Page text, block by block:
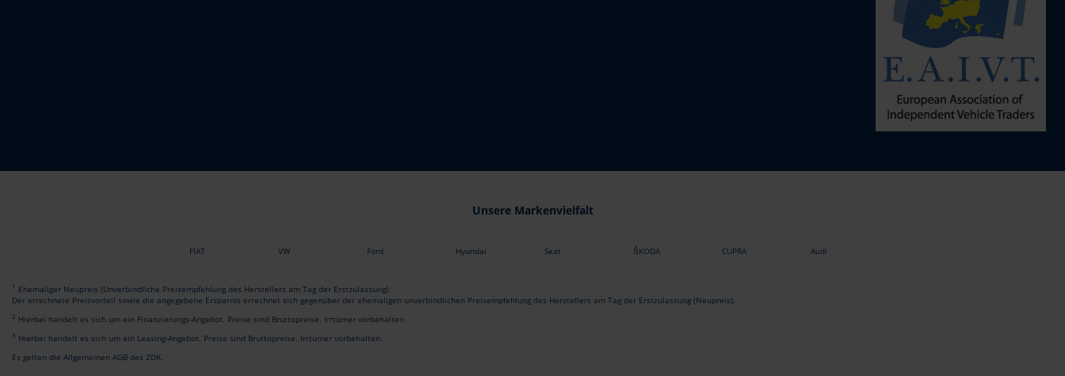
Unsere Markenvielfalt
FIAT VW Ford Hyundai Seat ŠKODA CUPRA Audi
1 Ehemaliger Neupreis (Unverbindliche Preisempfehlung des Herstellers am Tag der Erstzulassung).
Der errechnete Preisvorteil sowie die angegebene Ersparnis errechnet sich gegenüber der ehemaligen unverbindlichen Preisempfehlung des Herstellers am Tag der Erstzulassung (Neupreis).
2 Hierbei handelt es sich um ein Finanzierungs-Angebot. Preise sind Bruttopreise. Irrtümer vorbehalten.
3 Hierbei handelt es sich um ein Leasing-Angebot. Preise sind Bruttopreise. Irrtümer vorbehalten.
Es gelten die Allgemeinen AGB des ZDK.